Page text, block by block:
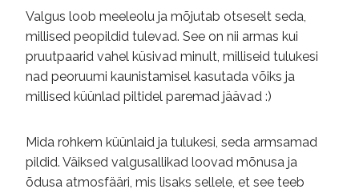
Valgus loob meeleolu ja mõjutab otseselt seda,
millised peopildid tulevad. See on nii armas kui
pruutpaarid vahel küsivad minult, milliseid tulukesi
nad peoruumi kaunistamisel kasutada võiks ja
millised küünlad piltidel paremad jäävad :)
Mida rohkem küünlaid ja tulukesi, seda armsamad
pildid. Väiksed valgusallikad loovad mõnusa ja
õdusa atmosfääri, mis lisaks sellele, et see teeb